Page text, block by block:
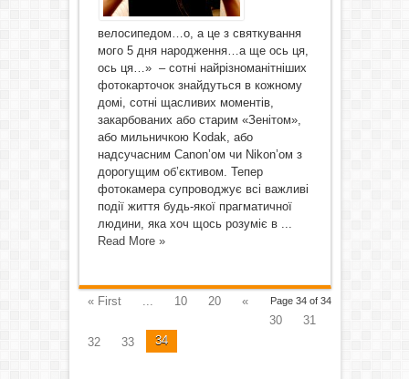
велосипедом…о, а це з святкування
мого 5 дня народження…а ще ось ця,
ось ця…» – сотні найрізноманітніших
фотокарточок знайдуться в кожному
домі, сотні щасливих моментів,
закарбованих або старим «Зенітом»,
або мильничкою Kоdak, або
надсучасним Canon’ом чи Nikon’ом з
дорогущим об’єктивом. Тепер
фотокамера супроводжує всі важливі
події життя будь-якої прагматичної
людини, яка хоч щось розуміє в ...
Read More »
Page 34 of 34
« First ... 10 20
«
30
31
32
33 34